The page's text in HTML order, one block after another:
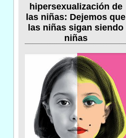
hipersexualización de
las niñas: Dejemos que
las niñas sigan siendo
niñas